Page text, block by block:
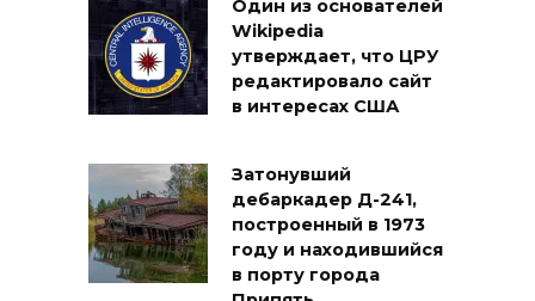
Один из основателей
Wikipedia
утверждает, что ЦРУ
редактировало сайт
в интересах США
Затонувший
дебаркадер Д-241,
построенный в 1973
году и находившийся
в порту города